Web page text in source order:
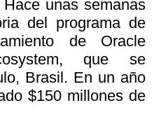
unas semanas
del programa de
de Oracle
que se
Brasil. En un año
$150 millones de